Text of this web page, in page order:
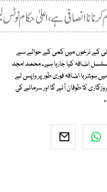
کے نرخوں میں کمی کے حوالے سے
اضافہ کیا جارہا ہے۔ محمد امجد
ہوشربا اضافہ فوری طور پر واپس لے
کا طوفان آئے گا اور سرمائے کی